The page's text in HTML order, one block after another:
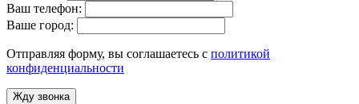
Ваш телефон:
Ваше город:
Отправляя форму, вы соглашаетесь с политикой
конфиденциальности
Жду звонка